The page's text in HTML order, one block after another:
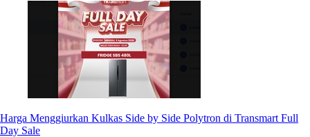
Harga Menggiurkan Kulkas Side by Side Polytron di Transmart Full
Day Sale